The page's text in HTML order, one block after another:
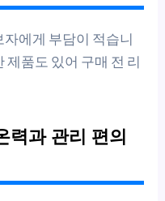
에게 부담이 적습니
제품도 있어 구매 전 리
력과 관리 편의